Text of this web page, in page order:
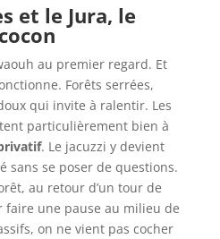
et le Jura, le
au premier regard. Et
Forêts serrées,
qui invite à ralentir. Les
particulièrement bien à
. Le jacuzzi y devient
sans se poser de questions.
au retour d’un tour de
faire une pause au milieu de
on ne vient pas cocher